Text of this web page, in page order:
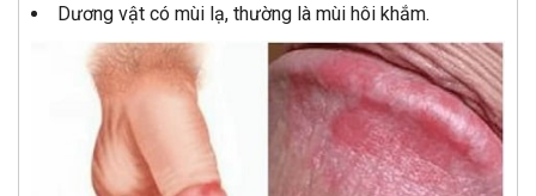
Dương vật có mùi lạ, thường là mùi hôi khắm.